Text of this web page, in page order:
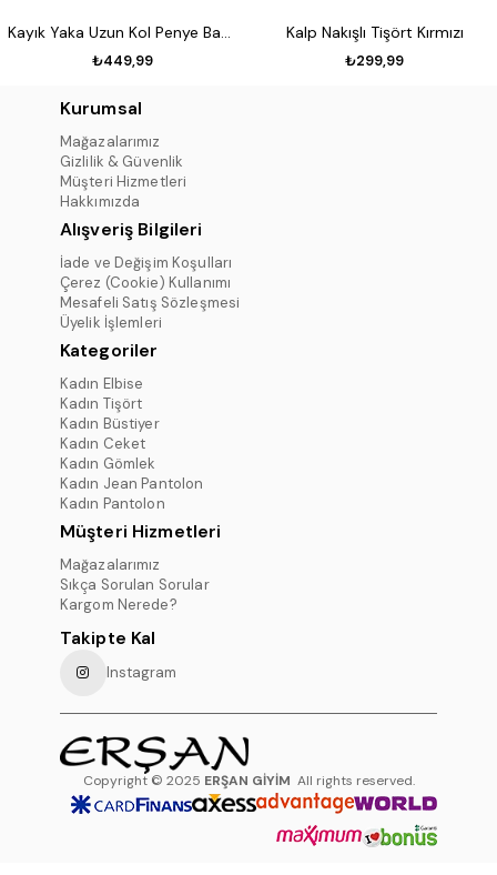
Kayık Yaka Uzun Kol Penye Badi Koyu kahve
₺449,99
Kalp Nakışlı Tişört Kırmızı
₺299,99
Kurumsal
Mağazalarımız
Gizlilik & Güvenlik
Müşteri Hizmetleri
Hakkımızda
Alışveriş Bilgileri
İade ve Değişim Koşulları
Çerez (Cookie) Kullanımı
Mesafeli Satış Sözleşmesi
Üyelik İşlemleri
Kategoriler
Kadın Elbise
Kadın Tişört
Kadın Büstiyer
Kadın Ceket
Kadın Gömlek
Kadın Jean Pantolon
Kadın Pantolon
Müşteri Hizmetleri
Mağazalarımız
Sıkça Sorulan Sorular
Kargom Nerede?
Takipte Kal
Instagram
Copyright © 2025 ERŞAN GİYİM All rights reserved.